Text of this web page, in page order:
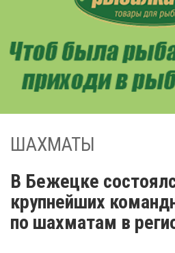
ШАХМАТЫ
В Бежецке
крупнейших
по шахматам в